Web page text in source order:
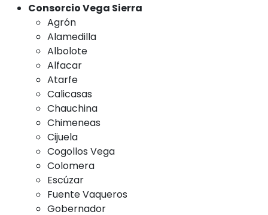
Consorcio Vega Sierra
Agrón
Alamedilla
Albolote
Alfacar
Atarfe
Calicasas
Chauchina
Chimeneas
Cijuela
Cogollos Vega
Colomera
Escúzar
Fuente Vaqueros
Gobernador